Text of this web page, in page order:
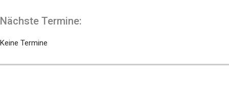
Nächste Termine:
Keine Termine